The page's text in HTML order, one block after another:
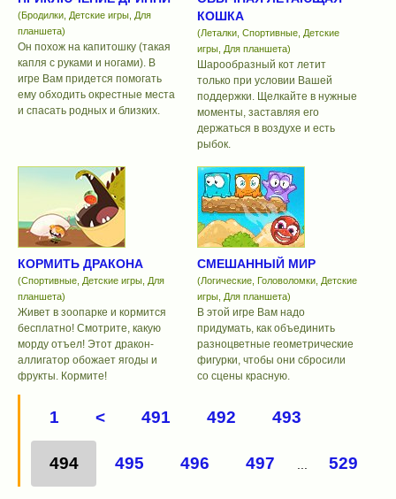
(Бродилки, Детские игры, Для
планшета)
Он похож на капитошку (такая
капля с руками и ногами). В
игре Вам придется помогать
ему обходить окрестные места
и спасать родных и близких.
КОШКА
(Леталки, Спортивные, Детские
игры, Для планшета)
Шарообразный кот летит
только при условии Вашей
поддержки. Щелкайте в нужные
моменты, заставляя его
держаться в воздухе и есть
рыбок.
КОРМИТЬ ДРАКОНА
(Спортивные, Детские игры, Для
планшета)
Живет в зоопарке и кормится
бесплатно! Смотрите, какую
морду отъел! Этот дракон-
аллигатор обожает ягоды и
фрукты. Кормите!
СМЕШАННЫЙ МИР
(Логические, Головоломки, Детские
игры, Для планшета)
В этой игре Вам надо
придумать, как объединить
разноцветные геометрические
фигурки, чтобы они сбросили
со сцены красную.
1 < 491 492 493
494 495 496 497 529